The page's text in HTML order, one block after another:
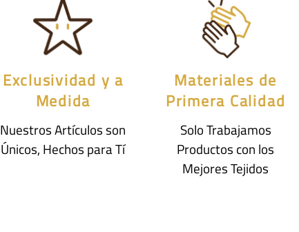
Exclusividad y a
Medida
Nuestros Artículos son
Únicos, Hechos para Tí
Materiales de
Primera Calidad
Solo Trabajamos
Productos con los
Mejores Tejidos